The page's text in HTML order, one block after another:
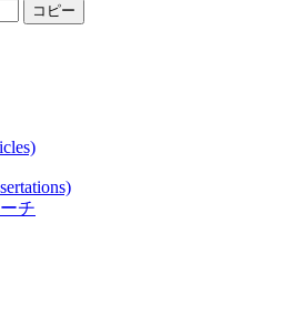
コピー
チ